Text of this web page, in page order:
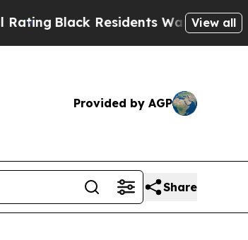
Black Residents Warned of Abusive
View all
Provided by AGP
Share